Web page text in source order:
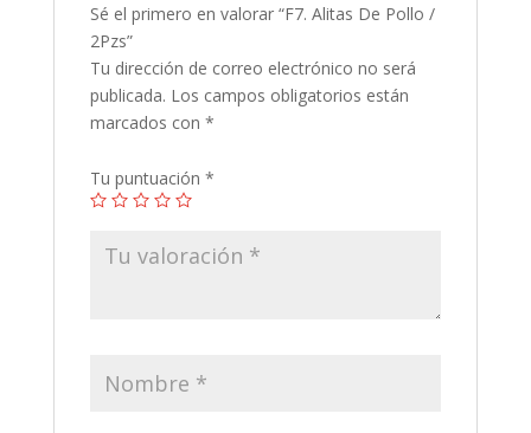
Sé el primero en valorar “F7. Alitas De Pollo /
2Pzs”
Tu dirección de correo electrónico no será
publicada. Los campos obligatorios están
marcados con *
Tu puntuación *